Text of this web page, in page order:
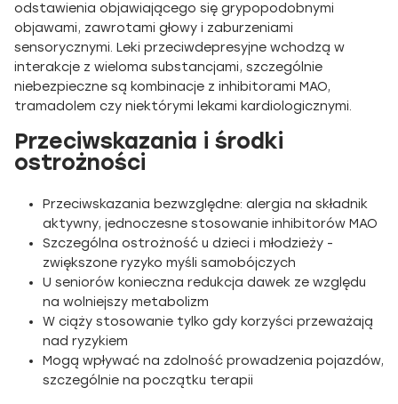
odstawienia objawiającego się grypopodobnymi
objawami, zawrotami głowy i zaburzeniami
sensorycznymi. Leki przeciwdepresyjne wchodzą w
interakcje z wieloma substancjami, szczególnie
niebezpieczne są kombinacje z inhibitorami MAO,
tramadolem czy niektórymi lekami kardiologicznymi.
Przeciwskazania i środki
ostrożności
Przeciwskazania bezwzględne: alergia na składnik
aktywny, jednoczesne stosowanie inhibitorów MAO
Szczególna ostrożność u dzieci i młodzieży -
zwiększone ryzyko myśli samobójczych
U seniorów konieczna redukcja dawek ze względu
na wolniejszy metabolizm
W ciąży stosowanie tylko gdy korzyści przeważają
nad ryzykiem
Mogą wpływać na zdolność prowadzenia pojazdów,
szczególnie na początku terapii